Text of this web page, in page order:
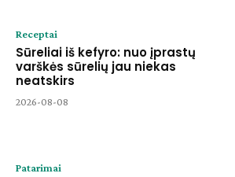
Receptai
Sūreliai iš kefyro: nuo įprastų
varškės sūrelių jau niekas
neatskirs
2026-08-08
Patarimai